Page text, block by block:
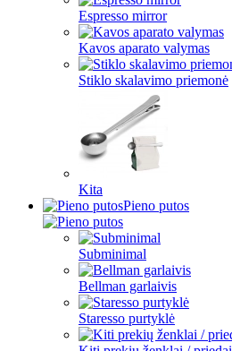
Espresso mirror
Kavos aparato valymas
Stiklo skalavimo priemonė
Kita
Pieno putos
Subminimal
Bellman garlaivis
Staresso purtyklė